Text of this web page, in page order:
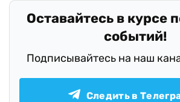
Оставайтесь в курсе
событий!
Подписывайтесь на наш
Следить в